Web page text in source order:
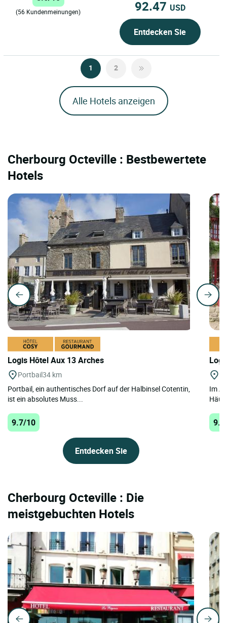
(56 Kundenmeinungen) 92.47 USD
Entdecken Sie
1 2
Alle Hotels anzeigen
Cherbourg Octeville : Bestbewertete
Hotels
Logis Hôtel Aux 13 Arches
Portbail34 km
Portbail, ein authentisches Dorf auf der Halbinsel Cotentin,
ist ein absolutes Muss...
9.7/10
Entdecken Sie
Im
Cherbourg Octeville : Die
meistgebuchten Hotels